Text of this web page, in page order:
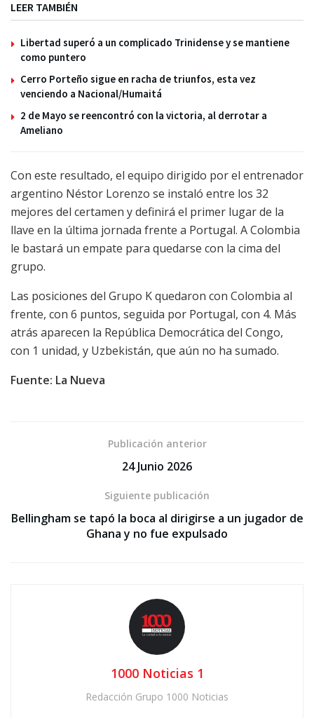
LEER TAMBIÉN
Libertad superó a un complicado Trinidense y se mantiene
como puntero
Cerro Porteño sigue en racha de triunfos, esta vez
venciendo a Nacional/Humaitá
2 de Mayo se reencontró con la victoria, al derrotar a
Ameliano
Con este resultado, el equipo dirigido por el entrenador
argentino Néstor Lorenzo se instaló entre los 32
mejores del certamen y definirá el primer lugar de la
llave en la última jornada frente a Portugal. A Colombia
le bastará un empate para quedarse con la cima del
grupo.
Las posiciones del Grupo K quedaron con Colombia al
frente, con 6 puntos, seguida por Portugal, con 4. Más
atrás aparecen la República Democrática del Congo,
con 1 unidad, y Uzbekistán, que aún no ha sumado.
Fuente: La Nueva
Publicación anterior
24 Junio 2026
Siguiente publicación
Bellingham se tapó la boca al dirigirse a un jugador de
Ghana y no fue expulsado
1000 Noticias 1
Redacción Grupo 1000 Noticias